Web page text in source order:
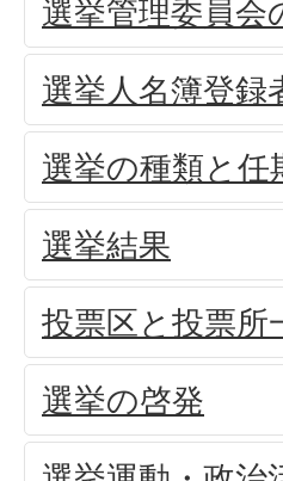
選挙管理委員会
選挙人名簿登録
選挙の種類と任
選挙結果
投票区と投票所
選挙の啓発